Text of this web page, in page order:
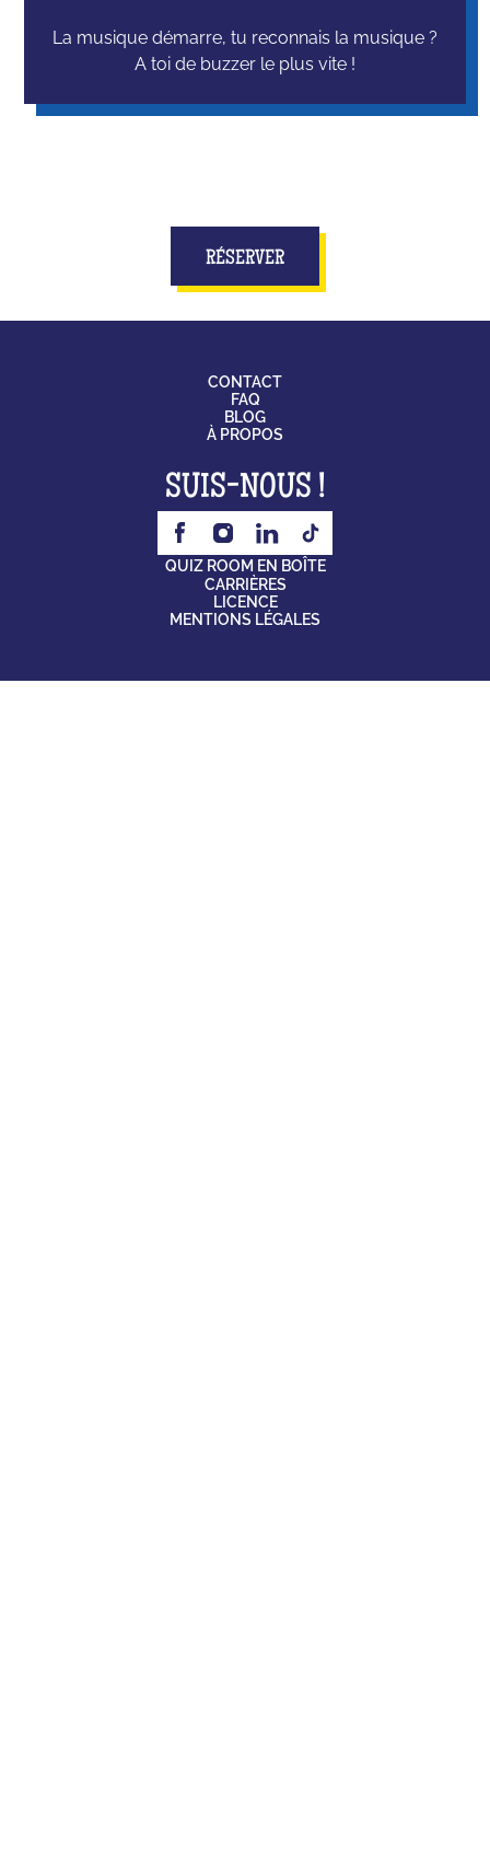
La musique démarre, tu reconnais la musique ?
A toi de buzzer le plus vite !
RÉSERVER
CONTACT
FAQ
BLOG
À PROPOS
SUIS-NOUS !
QUIZ ROOM EN BOÎTE
CARRIÈRES
LICENCE
MENTIONS LÉGALES